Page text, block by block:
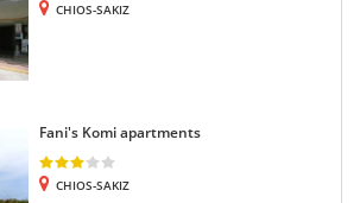
CHIOS-SAKIZ
Fani's Komi apartments
CHIOS-SAKIZ